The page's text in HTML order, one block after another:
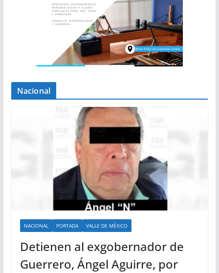
Nacional
NACIONAL PORTADA VALLE DE MÉXICO
Detienen al exgobernador de
Guerrero, Ángel Aguirre, por